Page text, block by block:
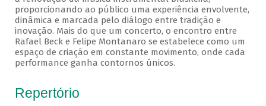
proporcionando ao público uma experiência envolvente,
dinâmica e marcada pelo diálogo entre tradição e
inovação. Mais do que um concerto, o encontro entre
Rafael Beck e Felipe Montanaro se estabelece como um
espaço de criação em constante movimento, onde cada
performance ganha contornos únicos.
Repertório